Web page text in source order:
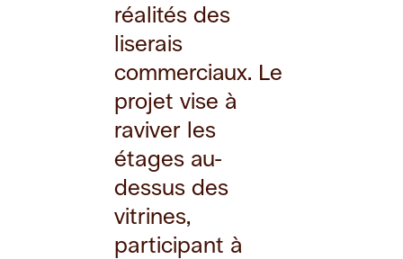
réalités des
liserais
commerciaux. Le
projet vise à
raviver les
étages au-
dessus des
vitrines,
participant à